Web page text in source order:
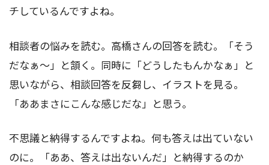
チしているんですよね。
相談者の悩みを読む。高橋さんの回答を読む。「そう
だなぁ～」と頷く。同時に「どうしたもんかなぁ」と
思いながら、相談回答を反芻し、イラストを見る。
「ああまさにこんな感じだな」と思う。
不思議と納得するんですよね。何も答えは出ていない
のに。「ああ、答えは出ないんだ」と納得するのか